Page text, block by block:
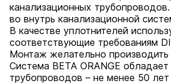
канализационных
во внутрь канализационной
В качестве уплотнителей
соответствующие требованиям
Монтаж желательно
Система BETA ORANGE
трубопроводов – не менее 50